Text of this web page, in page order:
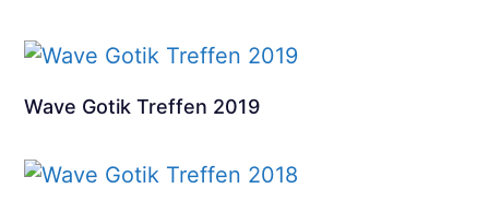
Wave Gotik Treffen 2019